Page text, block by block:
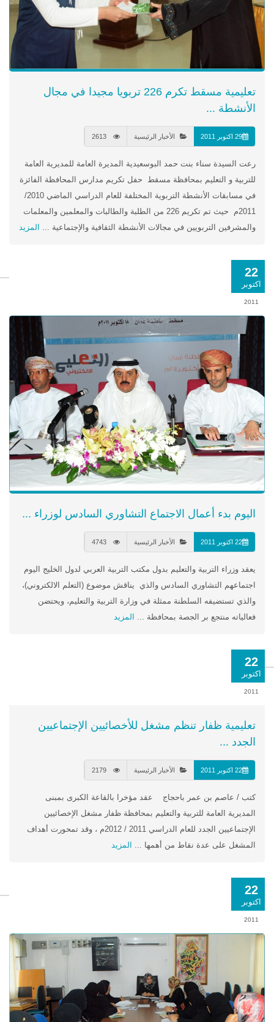
تعليمية مسقط تكرم 226 تربويا مجيدا في مجال
الأنشطة ...
29 اكتوبر 2011 الأخبار الرئيسية
رعت السيدة سناء بنت حمد البوسعيدية المديرة العامة للمديرية العامة
للتربية و التعليم بمحافظة مسقط حفل تكريم مدارس المحافظة الفائزة
في مسابقات الأنشطة التربوية المختلفة للعام الدراسي الماضي 2010/
2011م حيث تم تكريم 226 من الطلبة والطالبات والمعلمين والمعلمات
والمشرفين التربويين في مجالات الأنشطة الثقافية والإجتماعية ... المزيد
22
اكتوبر
2011
اليوم بدء أعمال الاجتماع التشاوري السادس لوزراء ...
22 اكتوبر 2011 الأخبار الرئيسية
يعقد وزراء التربية والتعليم بدول مكتب التربية العربي لدول الخليج اليوم
اجتماعهم التشاوري السادس والذي يناقش موضوع (التعلم الالكتروني)،
والذي تستضيفه السلطنة ممثلة في وزارة التربية والتعليم، ويحتضن
فعالياته منتجع بر الجصة بمحافظة ... المزيد
22
اكتوبر
2011
تعليمية ظفار تنظم مشغل للأخصائيين الإجتماعيين
الجدد ...
22 اكتوبر 2011 الأخبار الرئيسية
كتب / عاصم بن عمر باحجاج عقد مؤخرا بالقاعة الكبرى بمبنى
المديرية العامة للتربية والتعليم بمحافظة ظفار مشغل الإخصائيين
الإجتماعيين الجدد للعام الدراسي 2011 / 2012م ، وقد تمحورت أهداف
المشغل على عدة نقاط من أهمها ... المزيد
22
اكتوبر
2011